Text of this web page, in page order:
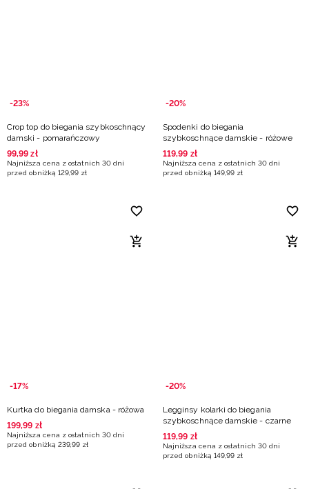
-23%
Crop top do biegania szybkoschnący
damski - pomarańczowy
99,99 zł
Najniższa cena z ostatnich 30 dni
przed obniżką 129,99 zł
-20%
Spodenki do biegania
szybkoschnące damskie - różowe
119,99 zł
Najniższa cena z ostatnich 30 dni
przed obniżką 149,99 zł
-17%
Kurtka do biegania damska - różowa
199,99 zł
Najniższa cena z ostatnich 30 dni
przed obniżką 239,99 zł
-20%
Legginsy kolarki do biegania
szybkoschnące damskie - czarne
119,99 zł
Najniższa cena z ostatnich 30 dni
przed obniżką 149,99 zł